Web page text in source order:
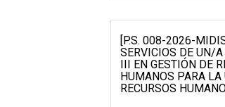
[P.S. 008-2026-
SERVICIOS DE UN/
III EN GESTIÓN DE
HUMANOS PARA LA
RECURSOS